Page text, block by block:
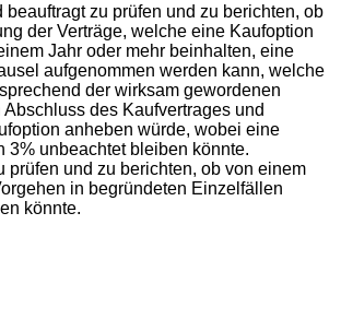
beauftragt zu prüfen und zu berichten, ob
der Verträge, welche eine Kaufoption
Jahr oder mehr beinhalten, eine
aufgenommen werden kann, welche
der wirksam gewordenen
Abschluss des Kaufvertrages und
anheben würde, wobei eine
3% unbeachtet bleiben könnte.
prüfen und zu berichten, ob von einem
in begründeten Einzelfällen
könnte.